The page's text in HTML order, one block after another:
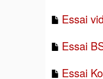
Essai
Essai
Essai